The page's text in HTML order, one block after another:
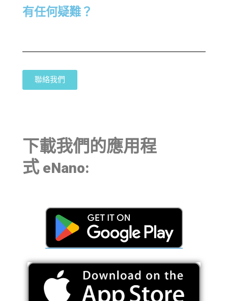
有任何疑難？
聯絡我們
下載我們的應用程
式eNano: